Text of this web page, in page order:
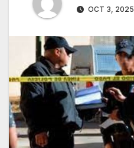
OCT 3, 2025